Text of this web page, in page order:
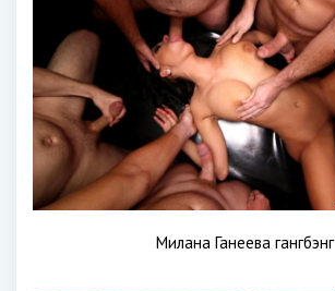
Милана Ганеева гангбэнг